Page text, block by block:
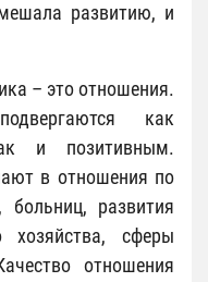
развитию, и
– это отношения.
как
и позитивным.
в отношения по
больниц, развития
хозяйства, сферы
отношения